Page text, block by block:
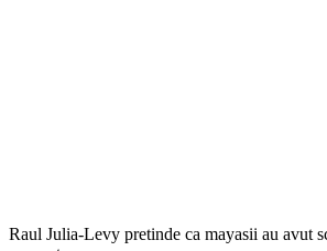
Raul Julia-Levy pretinde ca mayasii au avut